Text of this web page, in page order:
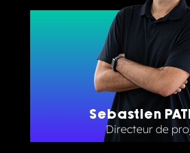
Sebastien
Directeur de